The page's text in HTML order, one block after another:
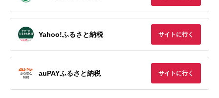
Yahoo!ふるさと納税 サイトに行く
auPAYふるさと納税 サイトに行く